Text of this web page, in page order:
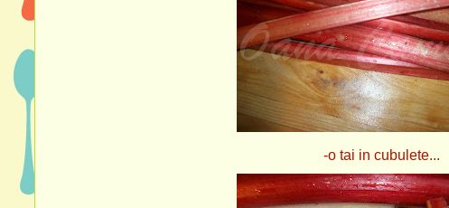
-o tai in cubulete...